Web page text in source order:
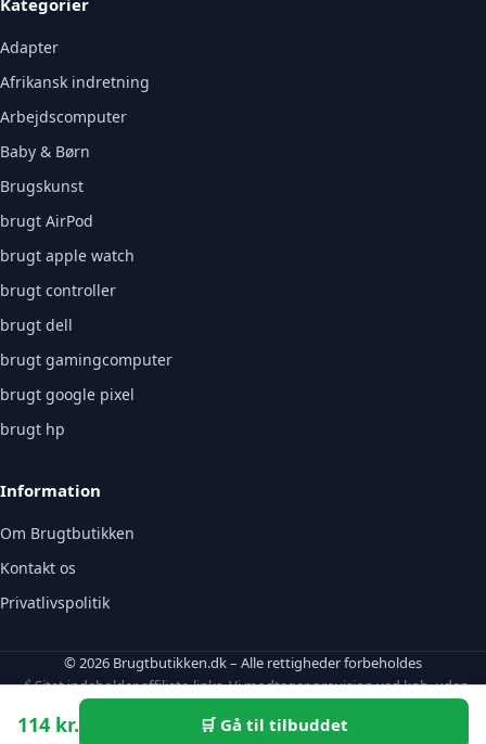
114 kr. 🛒 Gå til tilbuddet
Adapter
Afrikansk indretning
Arbejdscomputer
Baby & Børn
Brugskunst
brugt AirPod
brugt apple watch
brugt controller
brugt dell
brugt gamingcomputer
brugt google pixel
brugt hp
Information
Om Brugtbutikken
Kontakt os
Privatlivspolitik
© 2026 Brugtbutikken.dk – Alle rettigheder forbeholdes
🔗 Sitet indeholder affiliate-links. Vi modtager provision ved køb, uden